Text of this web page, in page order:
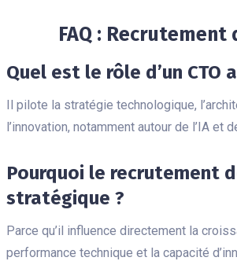
FAQ : Recrutement
Quel est le rôle d’un CTO
Il pilote la stratégie technologique,
l’innovation, notamment autour de l’IA et
Pourquoi le recrutement
stratégique ?
Parce qu’il influence directement la
performance technique et la capacité